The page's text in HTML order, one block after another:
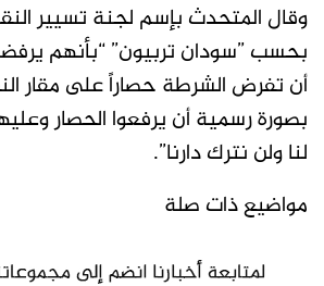
وقال المتحدث بإسم لجنة تسيير
بحسب ”سودان تربيون” “بأنهم
أن تفرض الشرطة حصاراً على مقار
بصورة رسمية أن يرفعوا الحصار
لنا ولن نترك دارنا”.
مواضيع ذات صلة